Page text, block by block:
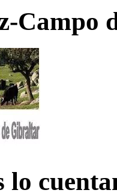
Campo
lo